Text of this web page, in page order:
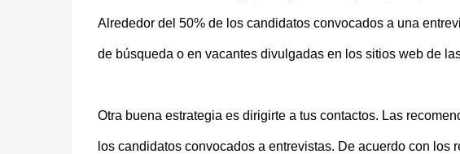
Alrededor del 50% de los candidatos convocados a una
de búsqueda o en vacantes divulgadas en los sitios web de
Otra buena estrategia es dirigirte a tus contactos. Las
los candidatos convocados a entrevistas. De acuerdo con